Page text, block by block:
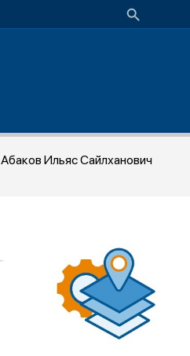
Абаков Ильяс Сайлханович